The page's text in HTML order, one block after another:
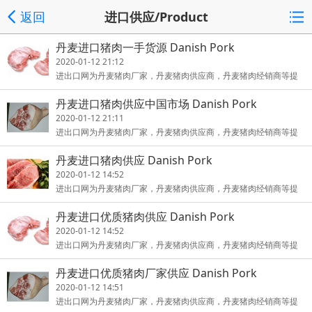
返回 进口供应/Product
丹麦进口猪肉一手货源 Danish Pork
2020-01-12 21:12
进出口网为丹麦猪肉厂家，丹麦猪肉供应商，丹麦猪肉经销商等提
供营销推广发布平台。Chinainout provides marketing platform fo
r
丹麦进口猪肉供应中国市场 Danish Pork
2020-01-12 21:11
进出口网为丹麦猪肉厂家，丹麦猪肉供应商，丹麦猪肉经销商等提
供营销推广发布平台。Chinainout provides marketing platform fo
r
丹麦进口猪肉供应 Danish Pork
2020-01-12 14:52
进出口网为丹麦猪肉厂家，丹麦猪肉供应商，丹麦猪肉经销商等提
供营销推广发布平台。Chinainout provides marketing platform fo
r
丹麦进口优质猪肉供应 Danish Pork
2020-01-12 14:52
进出口网为丹麦猪肉厂家，丹麦猪肉供应商，丹麦猪肉经销商等提
供营销推广发布平台。Chinainout provides marketing platform fo
r
丹麦进口优质猪肉厂家供应 Danish Pork
2020-01-12 14:51
进出口网为丹麦猪肉厂家，丹麦猪肉供应商，丹麦猪肉经销商等提